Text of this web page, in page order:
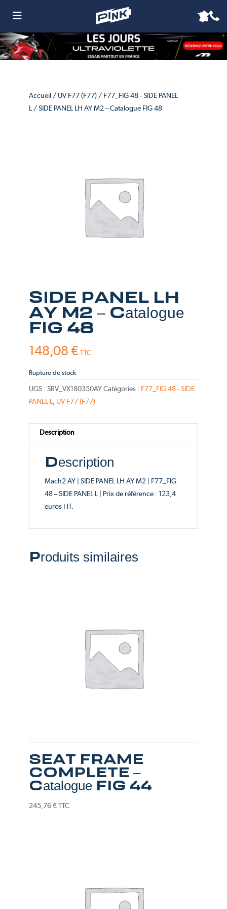
Accueil/ UV F77 (F77)/ F77_FIG 48 - SIDE PANEL
L / SIDE PANEL LH AY M2 – Catalogue FIG 48
SIDE PANEL LH
AY M2 – Catalogue
FIG 48
148,08 € TTC
Rupture de stock
UGS : SRV_VX180350AY Catégories : F77_FIG 48 - SIDE
PANEL L, UV F77 (F77)
Description
Description
Mach2 AY | SIDE PANEL LH AY M2 | F77_FIG
48 – SIDE PANEL L | Prix de référence : 123,4
euros HT.
Produits similaires
SEAT FRAME
COMPLETE –
Catalogue FIG 44
245,76€ TTC